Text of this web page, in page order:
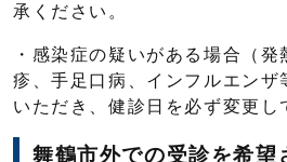
承ください。
・感染症の疑いがある場合（
疹、手足口病、インフルエンザ
いただき、健診日を必ず変更し
舞鶴市外での受診を希望